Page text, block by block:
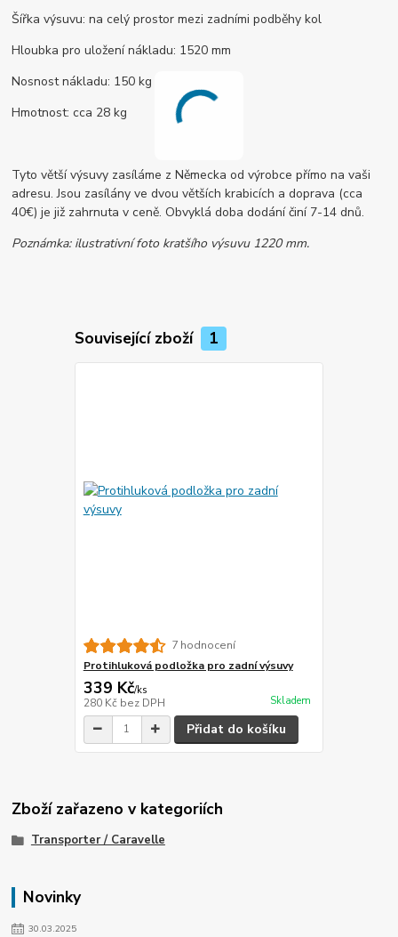
Novinky
30.03.2025
Šířka výsuvu: na celý prostor mezi zadními podběhy kol
Hloubka pro uložení nákladu: 1520 mm
Nosnost nákladu: 150 kg
Hmotnost: cca 28 kg
Tyto větší výsuvy zasíláme z Německa od výrobce přímo na vaši
adresu. Jsou zasílány ve dvou větších krabicích a doprava (cca
40€) je již zahrnuta v ceně. Obvyklá doba dodání činí 7-14 dnů.
Poznámka: ilustrativní foto kratšího výsuvu 1220 mm.
Související zboží 1
7 hodnocení
Protihluková podložka pro zadní výsuvy
339 Kč/ks
280 Kč bez DPH Skladem
Přidat do košíku
Zboží zařazeno v kategoriích
Transporter / Caravelle